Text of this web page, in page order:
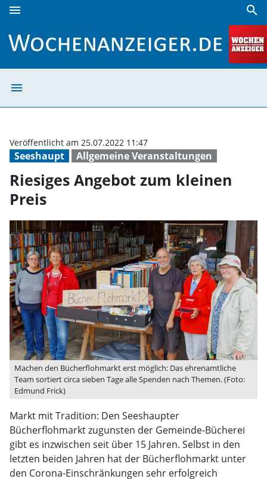
menu search
menu
Seeshaupt Allgemeine Veranstaltungen
Veröffentlicht am 25.07.2022 11:47
Riesiges Angebot zum kleinen
Preis
Machen den Bücherflohmarkt erst möglich: Das ehrenamtliche
Team sortiert circa sieben Tage alle Spenden nach Themen. (Foto:
Edmund Frick)
Markt mit Tradition: Den Seeshaupter
Bücherflohmarkt zugunsten der Gemeinde-Bücherei
gibt es inzwischen seit über 15 Jahren. Selbst in den
letzten beiden Jahren hat der Bücherflohmarkt unter
den Corona-Einschränkungen sehr erfolgreich